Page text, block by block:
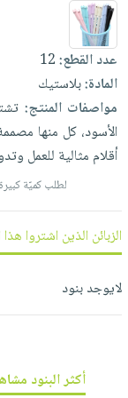
العناية
بالأسنان
الحمية
والتغذية
أدوات
المائدة
الأوعية
والتخزين
أدوات
المطبخ
الأكثر
مبيعاً
العودة
للمدارس
اكسسوارات
كتب
اكسسوارات
اكسسوارات
ملابس
حقائب
بالذات
شحن
مجاني
بنود
مختارة
اشتراكات
كل
الاشتراكات
صندوق
القراءة
iKitab
حدود
بحث
متقدم
نيل
وفرات
عن
الشركة
الشركة
حسابك
الأمنيات
عدد القطع:12
المادة:بلاستيك
مواصفات المنتج:
الأسود، كل منها
أقلام مثالية للعمل
لطلب كميّة
الزبائن الذين اشتروا
لايوجد بنود
أكثر البنود